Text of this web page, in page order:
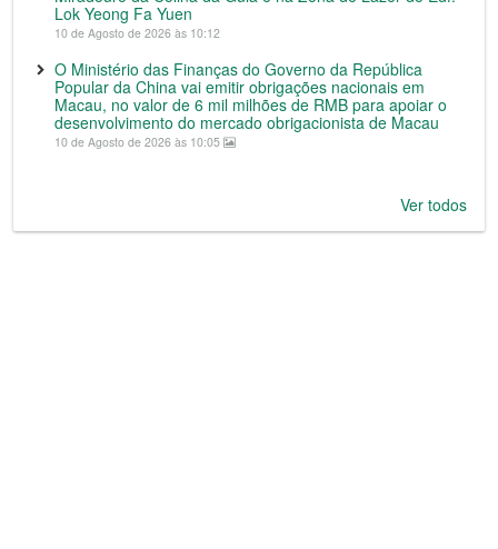
Lok Yeong Fa Yuen
10 de Agosto de 2026 às 10:12
O Ministério das Finanças do Governo da República
Popular da China vai emitir obrigações nacionais em
Macau, no valor de 6 mil milhões de RMB para apoiar o
desenvolvimento do mercado obrigacionista de Macau
10 de Agosto de 2026 às 10:05
Ver todos